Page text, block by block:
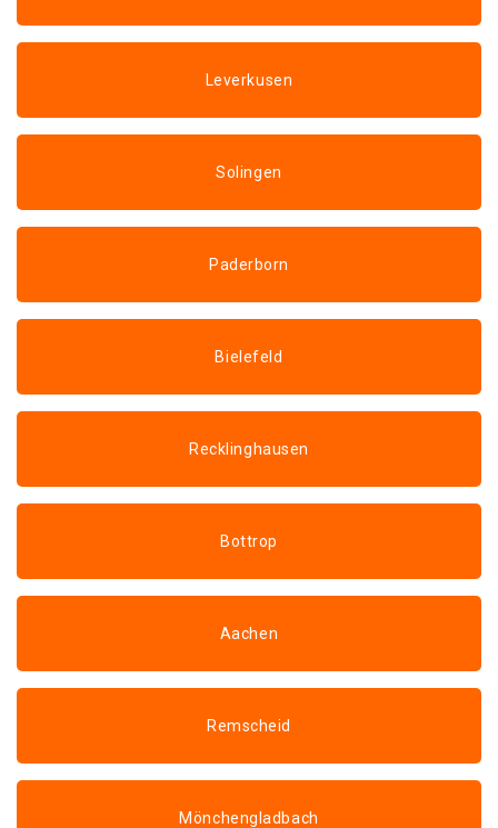
Leverkusen
Solingen
Paderborn
Bielefeld
Recklinghausen
Bottrop
Aachen
Remscheid
Mönchengladbach